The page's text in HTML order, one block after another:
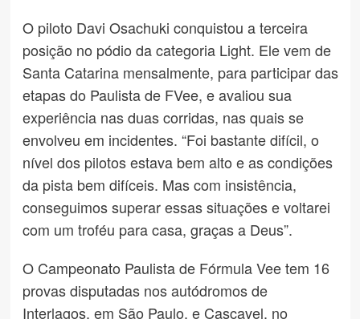
O piloto Davi Osachuki conquistou a terceira
posição no pódio da categoria Light. Ele vem de
Santa Catarina mensalmente, para participar das
etapas do Paulista de FVee, e avaliou sua
experiência nas duas corridas, nas quais se
envolveu em incidentes. “Foi bastante difícil, o
nível dos pilotos estava bem alto e as condições
da pista bem difíceis. Mas com insistência,
conseguimos superar essas situações e voltarei
com um troféu para casa, graças a Deus”.
O Campeonato Paulista de Fórmula Vee tem 16
provas disputadas nos autódromos de
Interlagos, em São Paulo, e Cascavel, no